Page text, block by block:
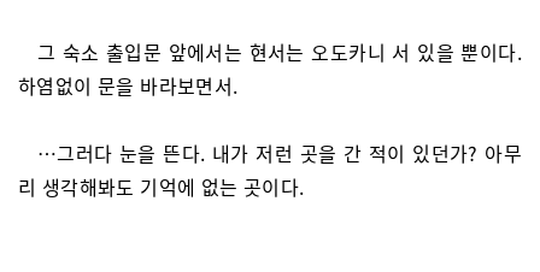
그 숙소 출입문 앞에서는 현서는 오도카니 서 있을 뿐이다.
하염없이 문을 바라보면서.
…그러다 눈을 뜬다. 내가 저런 곳을 간 적이 있던가? 아무
리 생각해봐도 기억에 없는 곳이다.